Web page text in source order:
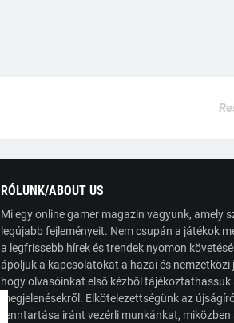
RÓLUNK/ABOUT US
Mi egy online gamer magazin vagyunk, amely
legújabb fejleményeit. Nem csupán a játékok
a legfrissebb hírek és trendek nyomon
ápoljuk a kapcsolatokat a hazai és
hogy olvasóinkat első kézből
megjelenésekről. Elkötelezettségünk az
fenntartása iránt vezérli munkánkat,